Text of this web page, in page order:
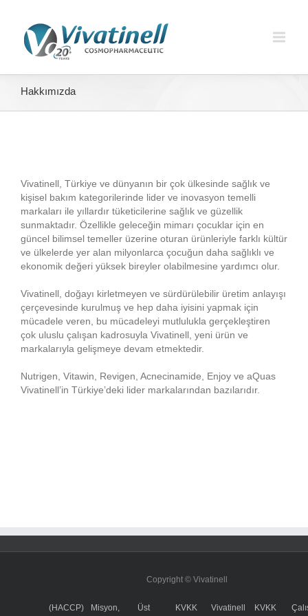
Hakkımızda
Vivatinell, Türkiye ve dünyanın bir çok ülkesinde sağlık ve
kişisel bakım kategorilerinde lider ve inovasyon temelli
markaları ile yıllardır tüketicilerine sağlık ve güzellik
sunmaktadır. Özellikle geleceğin mimarı çocuklar için en
güncel bilimsel temeller üzerine oturan ürünleriyle farklı kültür
ve ülkelerde yer alan milyonlarca çocuğun daha sağlıklı ve
ekonomik değeri yüksek bireyler olabilmesine yardımcı olur.
Vivatinell, doğayı kirletmeyen ve sürdürülebilir üretim anlayışı
çerçevesinde kurulmuş ve hep daha iyisini yapmak için
mücadele veren, bu mücadeleyi mutlulukla gerçekleştiren
çok uluslu çalışan kadrosuyla Vivatinell, yeni ürün ve
markalarıyla gelişmeye devam etmektedir.
Nutrigen, Vitawin, Revigen, Acnecinamide, Enjoy ve aQuas
Vivatinell’in Türkiye’deki lider markalarından bazılarıdır.
Copyright © Vivatinell
(HACCP) Misyon, Üst KVKK Vivatinell KVKK